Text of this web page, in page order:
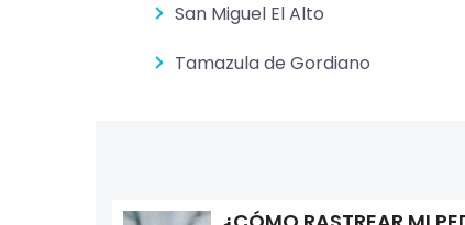
San Miguel El Alto
Tamazula de Gordiano